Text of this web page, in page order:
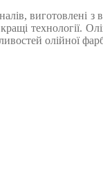
виготовлені
технології.
олійної